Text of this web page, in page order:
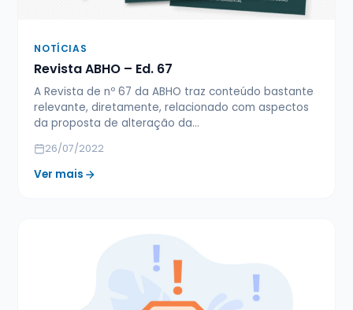
NOTÍCIAS
Revista ABHO – Ed. 67
A Revista de nº 67 da ABHO traz conteúdo bastante
relevante, diretamente, relacionado com aspectos
da proposta de alteração da…
26/07/2022
Ver mais